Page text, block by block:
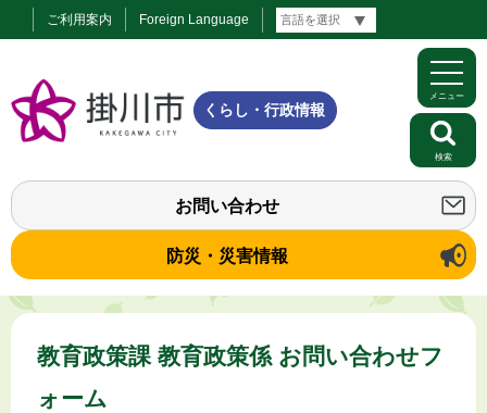
ご利用案内 Foreign Language
くらし・行政情報
お問い合わせ
防災・災害情報
メニュー
検索
教育政策課 教育政策係 お問い合わせフ
ォーム